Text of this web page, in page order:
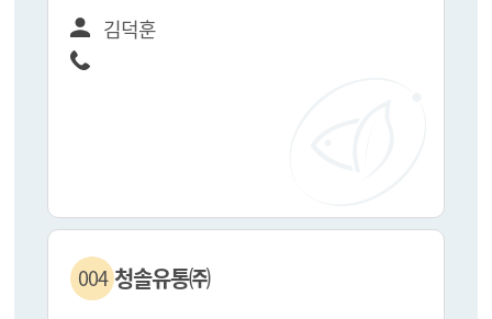
김덕훈
004 청솔유통㈜